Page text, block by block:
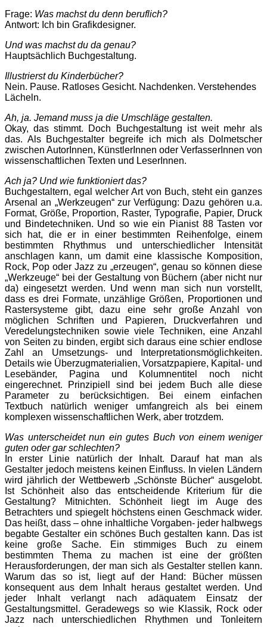
Frage: Was machst du denn beruflich?
Antwort: Ich bin Grafikdesigner.
Und was machst du da genau?
Hauptsächlich Buchgestaltung.
Illustrierst du Kinderbücher?
Nein. Pause. Ratloses Gesicht. Nachdenken. Verstehendes
Lächeln.
Ah, ja. Jemand muss ja die Umschläge gestalten.
Okay, das stimmt. Doch Buchgestaltung ist weit mehr als
das. Als Buchgestalter begreife ich mich als Dolmetscher
zwischen AutorInnen, KünstlerInnen oder VerfasserInnen von
wissenschaftlichen Texten und LeserInnen.
Ach ja? Und wie funktioniert das?
Buchgestaltern, egal welcher Art von Buch, steht ein ganzes
Arsenal an „Werkzeugen“ zur Verfügung: Dazu gehören u.a.
Format, Größe, Proportion, Raster, Typografie, Papier, Druck
und Bindetechniken. Und so wie ein Pianist 88 Tasten vor
sich hat, die er in einer bestimmten Reihenfolge, einem
bestimmten Rhythmus und unterschiedlicher Intensität
anschlagen kann, um damit eine klassische Komposition,
Rock, Pop oder Jazz zu „erzeugen“, genau so können diese
„Werkzeuge“ bei der Gestaltung von Büchern (aber nicht nur
da) eingesetzt werden. Und wenn man sich nun vorstellt,
dass es drei Formate, unzählige Größen, Proportionen und
Rastersysteme gibt, dazu eine sehr große Anzahl von
möglichen Schriften und Papieren, Druckverfahren und
Veredelungstechniken sowie viele Techniken, eine Anzahl
von Seiten zu binden, ergibt sich daraus eine schier endlose
Zahl an Umsetzungs- und Interpretationsmöglichkeiten.
Details wie Überzugmaterialien, Vorsatzpapiere, Kapital- und
Lesebänder, Pagina und Kolumnentitel noch nicht
eingerechnet. Prinzipiell sind bei jedem Buch alle diese
Parameter zu berücksichtigen. Bei einem einfachen
Textbuch natürlich weniger umfangreich als bei einem
komplexen wissenschaftlichen Werk, aber trotzdem.
Was unterscheidet nun ein gutes Buch von einem weniger
guten oder gar schlechten?
In erster Linie natürlich der Inhalt. Darauf hat man als
Gestalter jedoch meistens keinen Einfluss. In vielen Ländern
wird jährlich der Wettbewerb „Schönste Bücher“ ausgelobt.
Ist Schönheit also das entscheidende Kriterium für die
Gestaltung? Mitnichten. Schönheit liegt im Auge des
Betrachters und spiegelt höchstens einen Geschmack wider.
Das heißt, dass – ohne inhaltliche Vorgaben- jeder halbwegs
begabte Gestalter ein schönes Buch gestalten kann. Das ist
keine große Sache. Ein stimmiges Buch zu einem
bestimmten Thema zu machen ist eine der größten
Herausforderungen, der man sich als Gestalter stellen kann.
Warum das so ist, liegt auf der Hand: Bücher müssen
konsequent aus dem Inhalt heraus gestaltet werden. Und
jeder Inhalt verlangt nach adäquatem Einsatz der
Gestaltungsmittel. Geradewegs so wie Klassik, Rock oder
Jazz nach unterschiedlichen Rhythmen und Tonleitern